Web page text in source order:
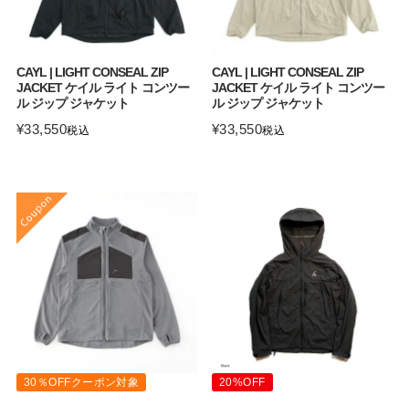
CAYL | LIGHT CONSEAL ZIP
JACKET ケイル ライト コンツー
ル ジップ ジャケット
¥33,550税込
CAYL | LIGHT CONSEAL ZIP
JACKET ケイル ライト コンツー
ル ジップ ジャケット
¥33,550税込
30％OFFクーポン対象 20%OFF